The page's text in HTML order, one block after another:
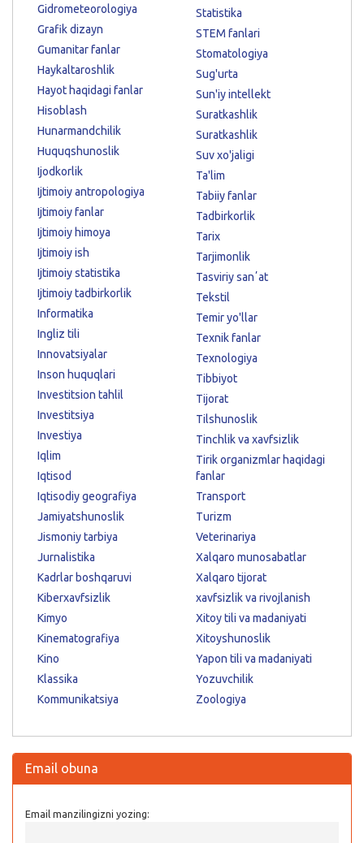
Gidrometeorologiya
Grafik dizayn
Gumanitar fanlar
Haykaltaroshlik
Hayot haqidagi fanlar
Hisoblash
Hunarmandchilik
Huquqshunoslik
Ijodkorlik
Ijtimoiy antropologiya
Ijtimoiy fanlar
Ijtimoiy himoya
Ijtimoiy ish
Ijtimoiy statistika
Ijtimoiy tadbirkorlik
Informatika
Ingliz tili
Innovatsiyalar
Inson huquqlari
Investitsion tahlil
Investitsiya
Investiya
Iqlim
Iqtisod
Iqtisodiy geografiya
Jamiyatshunoslik
Jismoniy tarbiya
Jurnalistika
Kadrlar boshqaruvi
Kiberxavfsizlik
Kimyo
Kinematografiya
Kino
Klassika
Kommunikatsiya
Statistika
STEM fanlari
Stomatologiya
Sug'urta
Sun'iy intellekt
Suratkashlik
Suratkashlik
Suv xo'jaligi
Ta'lim
Tabiiy fanlar
Tadbirkorlik
Tarix
Tarjimonlik
Tasviriy sanʼat
Tekstil
Temir yo'llar
Texnik fanlar
Texnologiya
Tibbiyot
Tijorat
Tilshunoslik
Tinchlik va xavfsizlik
Tirik organizmlar haqidagi
fanlar
Transport
Turizm
Veterinariya
Xalqaro munosabatlar
Xalqaro tijorat
xavfsizlik va rivojlanish
Xitoy tili va madaniyati
Xitoyshunoslik
Yapon tili va madaniyati
Yozuvchilik
Zoologiya
Email obuna
Email manzilingizni yozing: